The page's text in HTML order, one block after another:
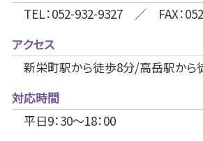
TEL：052-932-9327 ／ FAX：
アクセス
新栄町駅から徒歩8分/高岳駅から
対応時間
平日9：30～18：00